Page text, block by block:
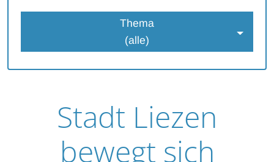
Stadt Liezen
bewegt sich
Thema
(alle)